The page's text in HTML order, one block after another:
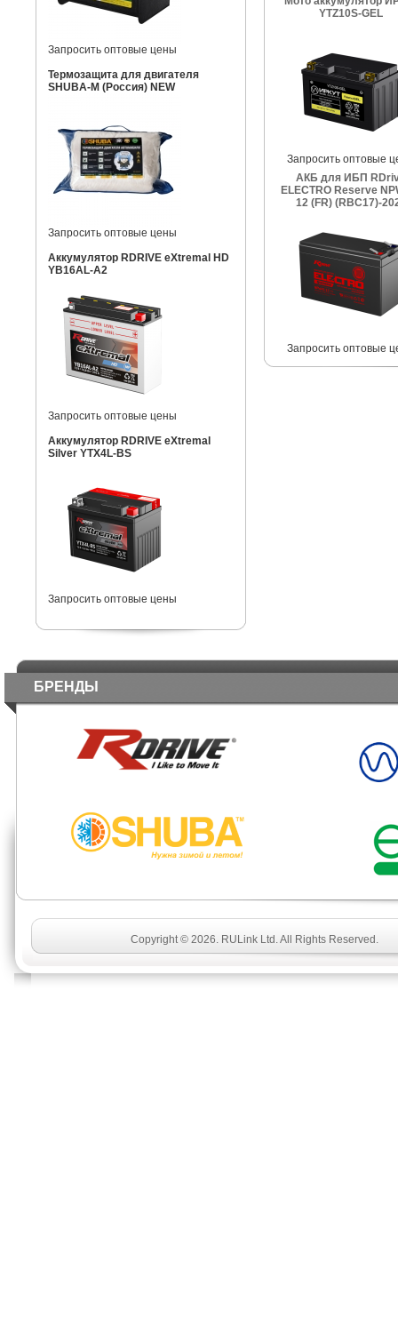
Запросить оптовые цены
Термозащита для двигателя
SHUBA-M (Россия) NEW
Запросить оптовые цены
Аккумулятор RDRIVE eXtremal HD
YB16AL-A2
Запросить оптовые цены
Аккумулятор RDRIVE eXtremal
Silver YTX4L-BS
Запросить оптовые цены
YTZ10S-GEL
Запросить оптовые
АКБ для ИБП
ELECTRO Reserve
12 (FR) (RBC17)-
Запросить оптовые
БРЕНДЫ
Copyright © 2026. RULink Ltd. All Rights Reserved.